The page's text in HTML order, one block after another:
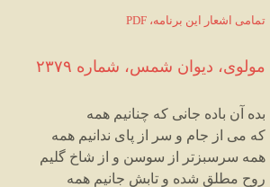
PDF ،تمامی اشعار این برنامه
مولوی، دیوان شمس، شماره ۲۳۷۹
بده آن باده جانی که چنانیم همه
که می از جام و سر از پای ندانیم همه
همه سرسبزتر از سوسن و از شاخ گلیم
روح مطلق شده و تابش جانیم همه